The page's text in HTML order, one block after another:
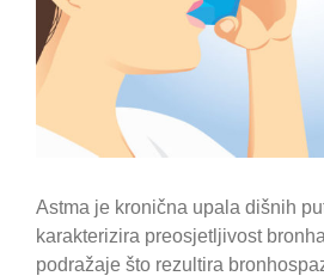
Astma je kronična upala dišnih
karakterizira preosjetljivost
podražaje što rezultira